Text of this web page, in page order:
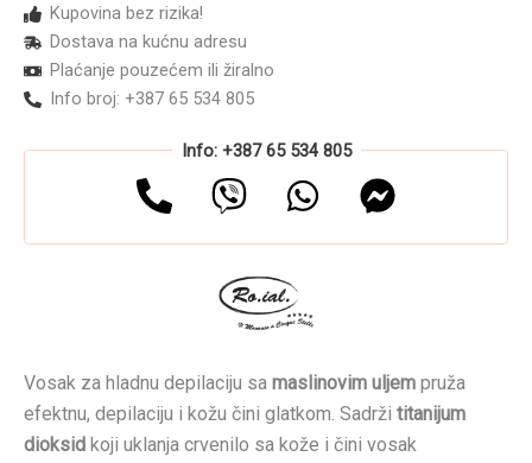
100ml
količina
Kupovina bez rizika!
Dostava na kućnu adresu
Plaćanje pouzećem ili žiralno
Info broj: +387 65 534 805
Info: +387 65 534 805
Vosak za hladnu depilaciju sa maslinovim uljem pruža
efektnu, depilaciju i kožu čini glatkom. Sadrži titanijum
dioksid koji uklanja crvenilo sa kože i čini vosak